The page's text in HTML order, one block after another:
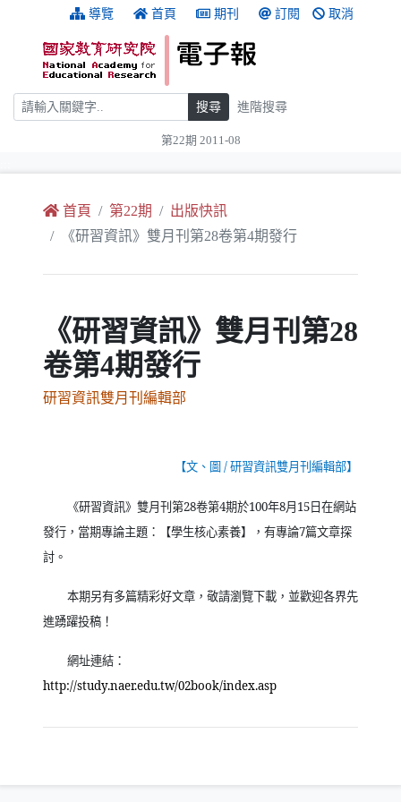
跳到主要內容 導覽 首頁 期刊 訂閱 取消
搜尋 搜尋 進階搜尋
第22期 2011-08
首頁 第22期
出版快訊
《研習資訊》雙月刊第28卷第4期發行
《研習資訊》雙月刊第28
卷第4期發行
研習資訊雙月刊編輯部
【文、圖/研習資訊雙月刊編輯部】
《研習資訊》雙月刊第28卷第4期於100年8月15日在網站
發行，當期專論主題：【學生核心素養】，有專論7篇文章探
討。
本期另有多篇精彩好文章，敬請瀏覽下載，並歡迎各界先
進踴躍投稿！
網址連結：
http://study.naer.edu.tw/02book/index.asp